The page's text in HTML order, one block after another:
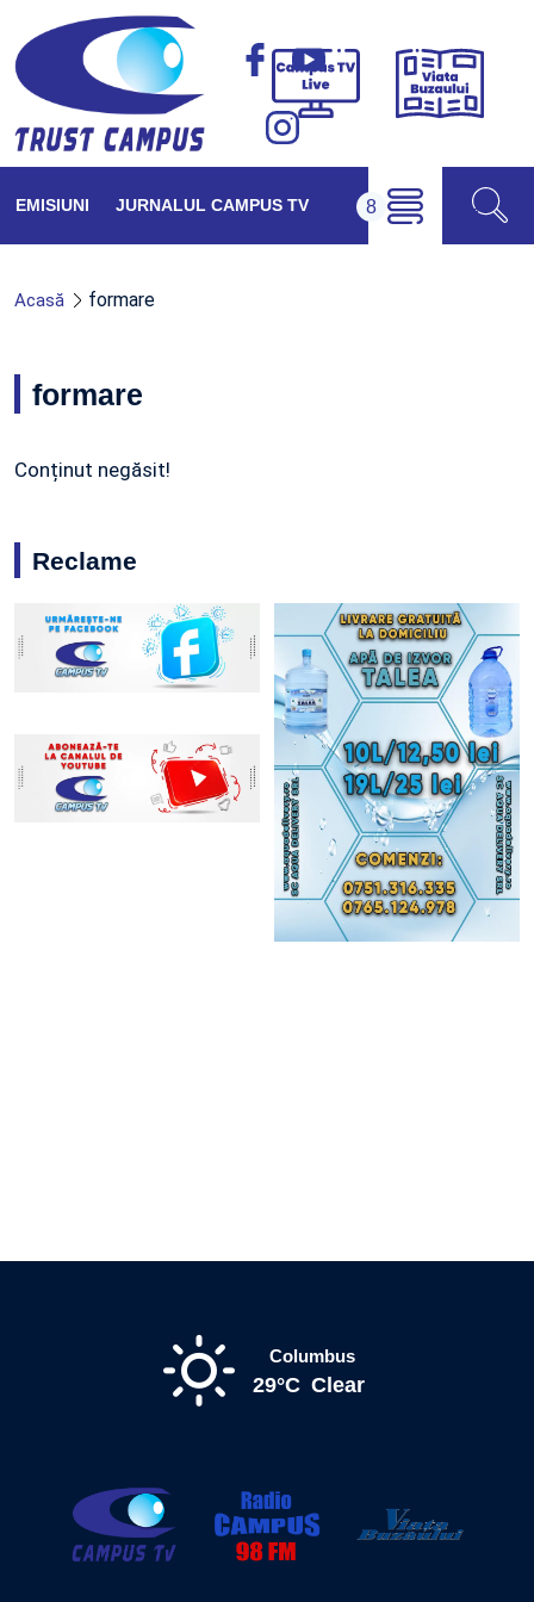
Campus
Viața
EMISIUNI JURNALUL CAMPUS TV
Acasă formare
formare
Conținut negăsit!
Reclame
Columbus
29°C Clear